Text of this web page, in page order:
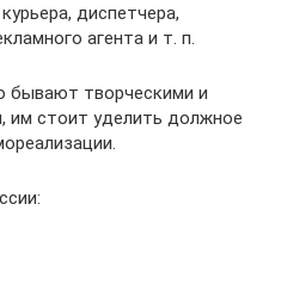
диспетчера,
агента и т. п.
бывают творческими и
им стоит уделить должное